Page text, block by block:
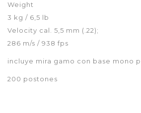
Weight
3 kg / 6,5 lb
Velocity cal. 5,5 mm (.22);
286 m/s / 938 fps
incluye mira gamo con base mono
200 postones